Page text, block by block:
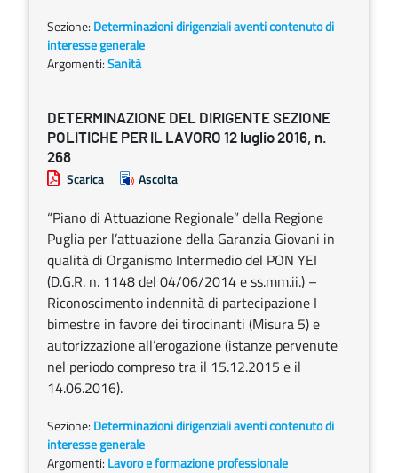
Sezione: Determinazioni dirigenziali aventi contenuto di
interesse generale
Argomenti:Sanità
DETERMINAZIONE DEL DIRIGENTE SEZIONE
POLITICHE PER IL LAVORO 12 luglio 2016, n.
268
Scarica Ascolta
“Piano di Attuazione Regionale” della Regione
Puglia per l’attuazione della Garanzia Giovani in
qualità di Organismo Intermedio del PON YEI
(D.G.R. n. 1148 del 04/06/2014 e ss.mm.ii.) –
Riconoscimento indennità di partecipazione I
bimestre in favore dei tirocinanti (Misura 5) e
autorizzazione all’erogazione (istanze pervenute
nel periodo compreso tra il 15.12.2015 e il
14.06.2016).
Sezione: Determinazioni dirigenziali aventi contenuto di
interesse generale
Argomenti: Lavoro e formazione professionale